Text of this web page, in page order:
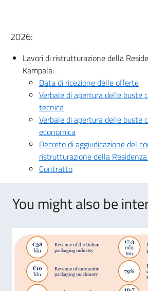
2026:
Lavori di ristrutturazione della
Kampala:
Data di ricezione delle offerte
Verbale di apertura delle buste
tecnica
Verbale di apertura delle buste
economica
Decreto di aggiudicazione del
ristrutturazione della Residenza
Contratto
You might also be